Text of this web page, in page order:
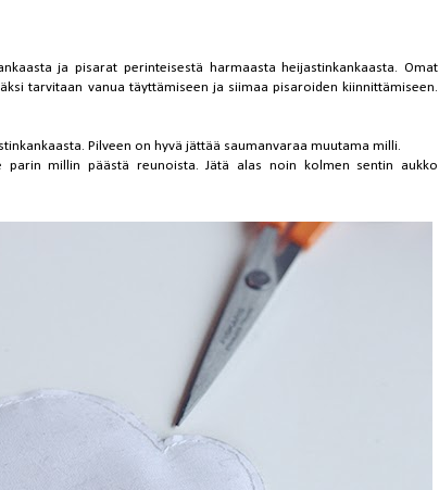
ja pisarat perinteisestä harmaasta heijastinkankaasta. Omat
tarvitaan vanua täyttämiseen ja siimaa pisaroiden kiinnittämiseen.
Pilveen on hyvä jättää saumanvaraa muutama milli.
millin päästä reunoista. Jätä alas noin kolmen sentin aukko